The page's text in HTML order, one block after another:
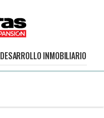
DESARROLLO INMOBILIARIO